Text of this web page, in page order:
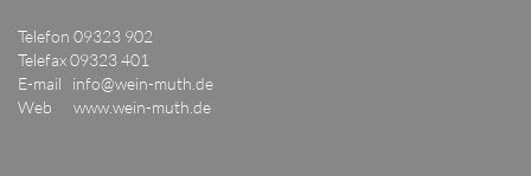
Telefon 09323 902
Telefax 09323 401
E-mail info@wein-muth.de
Web www.wein-muth.de